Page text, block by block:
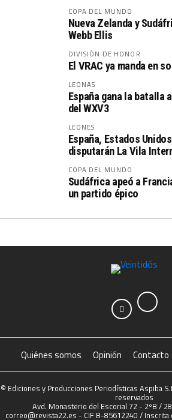
COPA DEL MUNDO
Nueva Zelanda y
Webb Ellis
DIVISIÓN DE HONOR
El VRAC ya manda en
LEONAS
España gana la batalla
del WXV3
LEONES
España, Estados
disputarán La Vila
COPA DEL MUNDO
Sudáfrica apeó a
un partido épico
Quiénes somos Opinión Contacto
© Ediciones y Producciones Periodísticas Aspiba
reservados
Avd. Monasterio del Escorial 72 - 2ºB /
correo@revista22.es - CIF B-85612240 / Inscrita